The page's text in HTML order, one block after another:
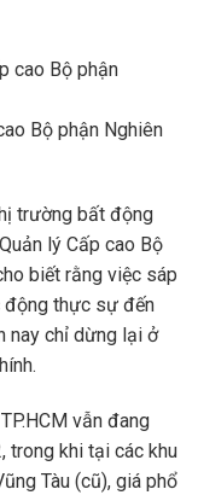
Bộ phận Nghiên
trường bất động
lý Cấp cao Bộ
biết rằng việc sáp
động thực sự đến
nay chỉ dừng lại ở
vẫn đang
trong khi tại các khu
Tàu (cũ), giá phổ